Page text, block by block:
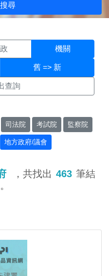
尋
頁面
機關
舊 => 新
查詢
司法院 考試院 監察院
地方政府/議會
，共找出 463 筆結